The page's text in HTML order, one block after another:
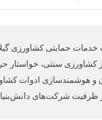
حمایتی کشاورزی گیلان
کشاورزی سنتی، خواستار
و هوشمندسازی ادوات
ظرفیت شرکت‌های